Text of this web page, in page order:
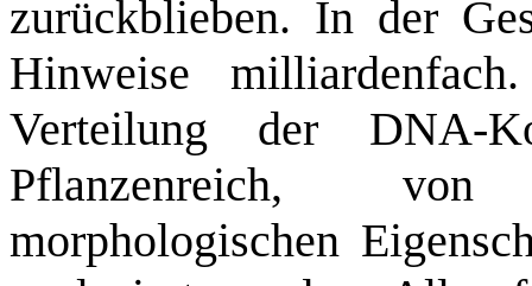
zurückblieben. In der
Hinweise
Verteilung der DNA-
Pflanzenreich, von
morphologischen